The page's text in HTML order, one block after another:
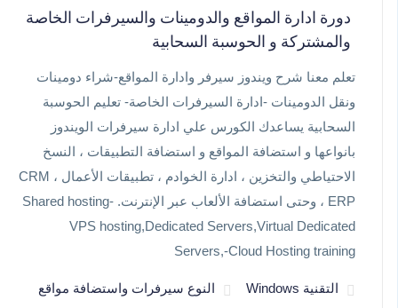
دورة ادارة المواقع والدومينات والسيرفرات الخاصة
والمشتركة و الحوسبة السحابية
تعلم معنا شرح ويندوز سيرفر وادارة المواقع-شراء دومينات
ونقل الدومينات -ادارة السيرفرات الخاصة- تعليم الحوسبة
السحابية يساعدك الكورس علي ادارة سيرفرات الويندوز
بانواعها و استضافة المواقع و استضافة التطبيقات ، النسخ
الاحتياطي والتخزين ، ادارة الخوادم ، تطبيقات الأعمال CRM ،
ERP ، وحتى استضافة الألعاب عبر الإنترنت. Shared hosting-
VPS hosting,Dedicated Servers,Virtual Dedicated
Servers,-Cloud Hosting training
التقنية Windows النوع سيرفرات واستضافة مواقع